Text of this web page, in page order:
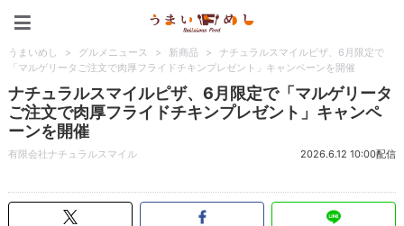
うまいめし > グルメニュース > 新商品 >
ナチュラルスマイルピザ、6月限定で
「マルゲリータご注文で肉厚フライドチキンプレゼント」キャンペーンを開催
ナチュラルスマイルピザ、6月限定で「マルゲリータ
ご注文で肉厚フライドチキンプレゼント」キャンペ
ーンを開催
有限会社ナチュラルスマイル 2026.6.12 10:00配信